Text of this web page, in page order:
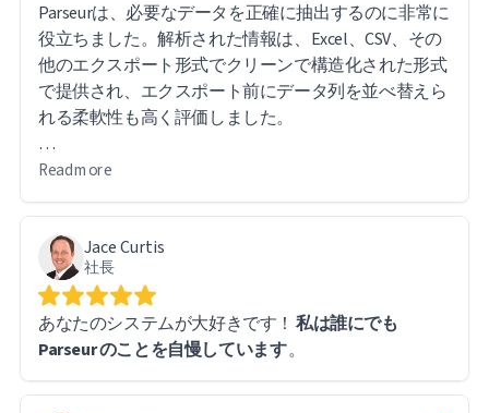
Parseurは、必要なデータを正確に抽出するのに非常に
役立ちました。解析された情報は、Excel、CSV、その
他のエクスポート形式でクリーンで構造化された形式
で提供され、エクスポート前にデータ列を並べ替えら
れる柔軟性も高く評価しました。
このソフトウェアは直感的で使いやすいです。特に便
利なのは、エクスポートされたレポート内の直接URL
リンクから元のファイルにアクセスできるため、必要
に応じて元の文書を簡単に参照できることです。
大量のデータを扱う中で、いくつか技術的な課題に遭
遇しましたが、Parseurのサポートチームは迅速かつ迅
速に対応してくれました。実際、ほとんどの問題はソ
フトウェアの制限ではなく、私自身の学習曲線に起因
Read more
Jace Curtis
社長
あなたのシステムが大好きです！ 私は誰にでも
Parseur のことを自慢しています。